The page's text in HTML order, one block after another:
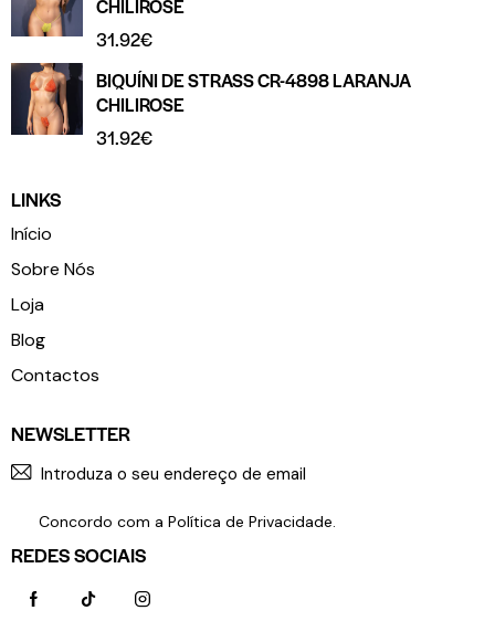
CHILIROSE
31.92€
BIQUÍNI DE STRASS CR-4898 LARANJA
CHILIROSE
31.92€
LINKS
Início
Sobre Nós
Loja
Blog
Contactos
NEWSLETTER
Concordo com a Política de Privacidade.
REDES SOCIAIS